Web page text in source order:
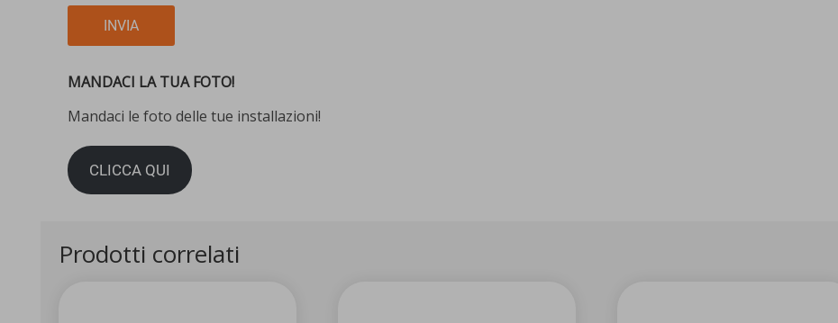
MANDACI LA TUA FOTO!
Mandaci le foto delle tue installazioni!
CLICCA QUI
Prodotti correlati